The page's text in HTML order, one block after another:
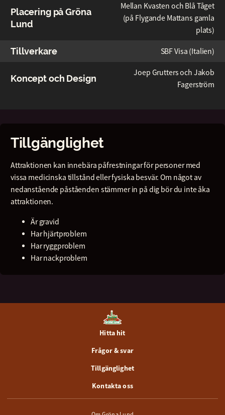
Placering på Gröna
Lund
Mellan Kvasten och Blå Tåget
(på Flygande Mattans gamla
plats)
Tillverkare SBF Visa (Italien)
Koncept och Design
Joep Grutters och Jakob
Fagerström
Tillgänglighet
Attraktionen kan innebära påfrestningar för personer med
vissa medicinska tillstånd eller fysiska besvär. Om något av
nedanstående påståenden stämmer in på dig bör du inte åka
attraktionen.
Är gravid
Har hjärtproblem
Har ryggproblem
Har nackproblem
Hitta hit
Frågor & svar
Tillgänglighet
Kontakta oss